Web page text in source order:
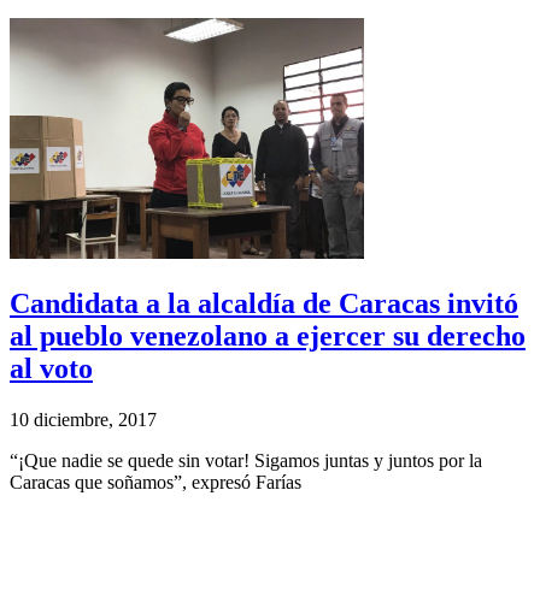
Candidata a la alcaldía de Caracas invitó
al pueblo venezolano a ejercer su derecho
al voto
10 diciembre, 2017
“¡Que nadie se quede sin votar! Sigamos juntas y juntos por la
Caracas que soñamos”, expresó Farías